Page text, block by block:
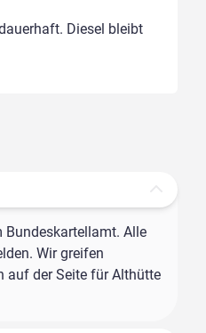
Diesel bleibt
Bundeskartellamt. Alle
Wir greifen
auf der Seite für Althütte